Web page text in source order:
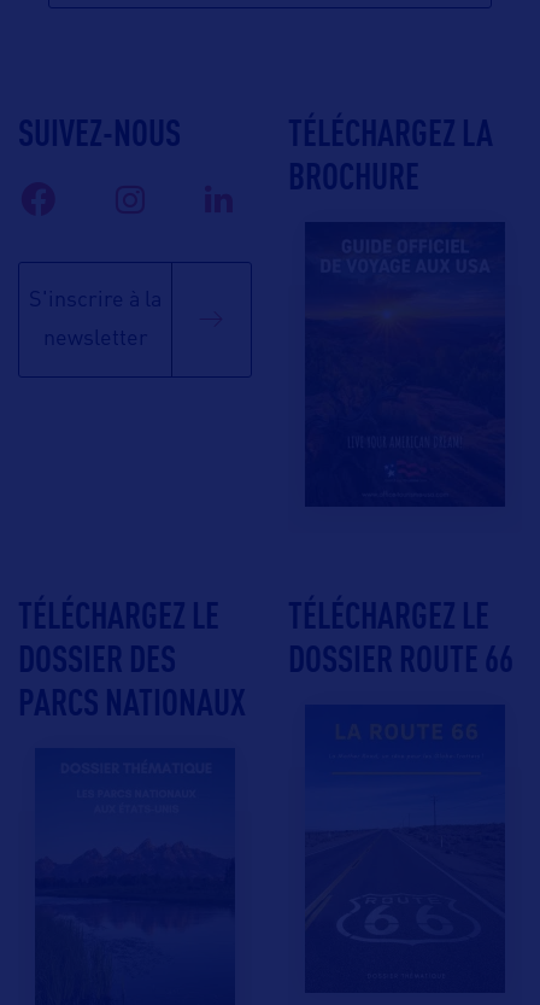
SUIVEZ-NOUS
S'inscrire à la
newsletter
TÉLÉCHARGEZ LA
BROCHURE
TÉLÉCHARGEZ LE
DOSSIER DES
PARCS NATIONAUX
TÉLÉCHARGEZ LE
DOSSIER ROUTE 66